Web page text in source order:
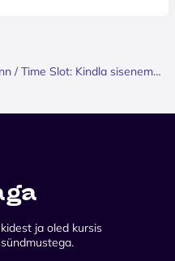
VAN GOGH Tallinn / Time Slot: Kindla sisenemisajaga pilet
ja oled kursis